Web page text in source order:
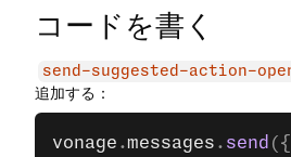
コードを書く
send-suggested-action-
追加する：
vonage .messages . send ({